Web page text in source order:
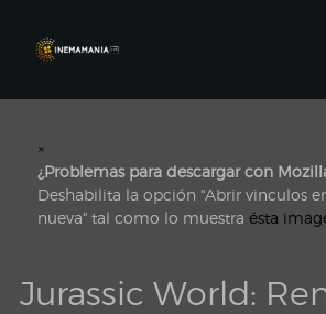
×
¿Problemas para descargar con
Deshabilita la opción "Abrir vinculos
nueva" tal como lo muestra ésta
Jurassic World: